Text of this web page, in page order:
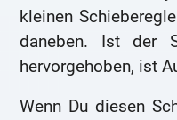
kleinen
daneben. Ist der
hervorgehoben, ist
Wenn Du diesen